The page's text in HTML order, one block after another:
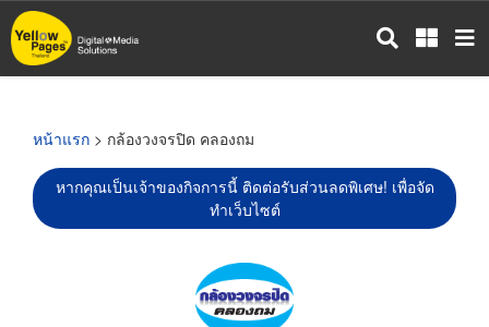
ข้าม
ไป
หน้าแรก > กล้องวงจรปิด คลองถม
หากคุณเป็นเจ้าของกิจการนี้ ติดต่อรับส่วนลดพิเศษ! เพื่อจัด
ทำเว็บไซต์